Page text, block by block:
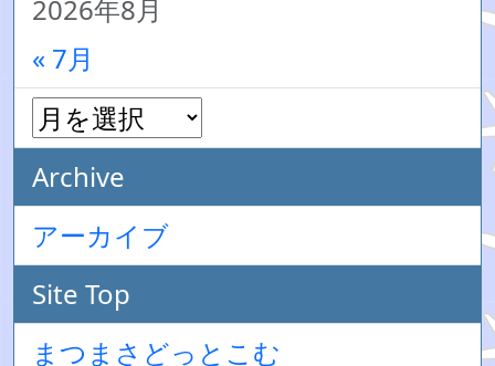
2026年8月
« 7月
Archive
アーカイブ
Site Top
まつまさどっとこむ